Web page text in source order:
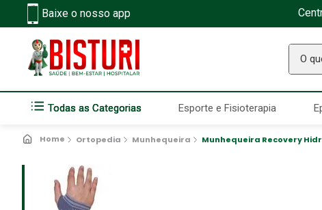
Baixe o nosso app
O
Todas as Categorias Esporte e Fisioterapia
Ortopedia Munhequeira Munhequeira Recovery 2º